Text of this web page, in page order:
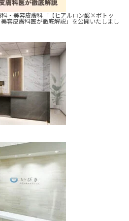
・美容皮膚科「【ヒアルロン酸×ボトッ
容皮膚科医が徹底解説」を公開いたしまし